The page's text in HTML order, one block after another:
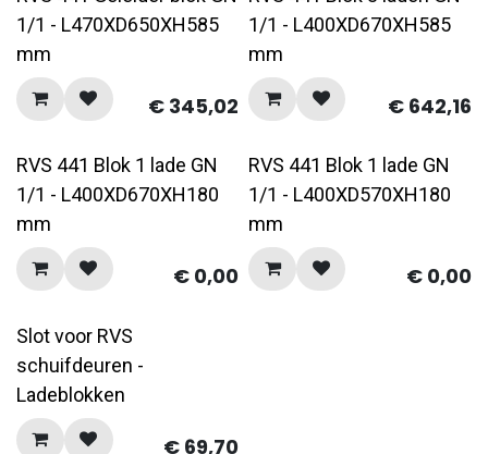
1/1 - L470XD650XH585
mm
€ 345,02
1/1 - L400XD670XH585
mm
€ 642,16
RVS 441 Blok 1 lade GN
1/1 - L400XD670XH180
mm
€ 0,00
RVS 441 Blok 1 lade GN
1/1 - L400XD570XH180
mm
€ 0,00
Slot voor RVS
schuifdeuren -
Ladeblokken
€ 69,70